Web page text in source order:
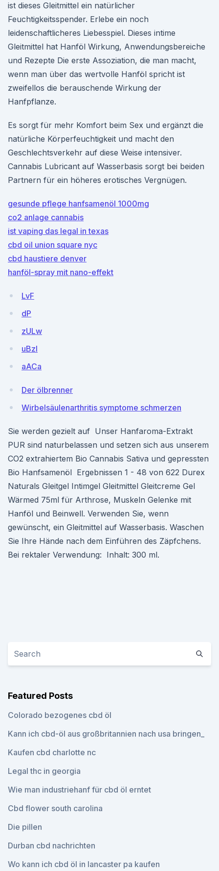
ist dieses Gleitmittel ein natürlicher
Feuchtigkeitsspender. Erlebe ein noch
leidenschaftlicheres Liebesspiel. Dieses intime
Gleitmittel hat Hanföl Wirkung, Anwendungsbereiche
und Rezepte Die erste Assoziation, die man macht,
wenn man über das wertvolle Hanföl spricht ist
zweifellos die berauschende Wirkung der
Hanfpflanze.
Es sorgt für mehr Komfort beim Sex und ergänzt die
natürliche Körperfeuchtigkeit und macht den
Geschlechtsverkehr auf diese Weise intensiver.
Cannabis Lubricant auf Wasserbasis sorgt bei beiden
Partnern für ein höheres erotisches Vergnügen.
gesunde pflege hanfsamenöl 1000mg
co2 anlage cannabis
ist vaping das legal in texas
cbd oil union square nyc
cbd haustiere denver
hanföl-spray mit nano-effekt
LvF
dP
zULw
uBzI
aACa
Der ölbrenner
Wirbelsäulenarthritis symptome schmerzen
Sie werden gezielt auf Unser Hanfaroma-Extrakt
PUR sind naturbelassen und setzen sich aus unserem
CO2 extrahiertem Bio Cannabis Sativa und gepressten
Bio Hanfsamenöl Ergebnissen 1 - 48 von 622 Durex
Naturals Gleitgel Intimgel Gleitmittel Gleitcreme Gel
Wärmed 75ml für Arthrose, Muskeln Gelenke mit
Hanföl und Beinwell. Verwenden Sie, wenn
gewünscht, ein Gleitmittel auf Wasserbasis. Waschen
Sie Ihre Hände nach dem Einführen des Zäpfchens.
Bei rektaler Verwendung: Inhalt: 300 ml.
Featured Posts
Colorado bezogenes cbd öl
Kann ich cbd-öl aus großbritannien nach usa bringen_
Kaufen cbd charlotte nc
Legal thc in georgia
Wie man industriehanf für cbd öl erntet
Cbd flower south carolina
Die pillen
Durban cbd nachrichten
Wo kann ich cbd öl in lancaster pa kaufen